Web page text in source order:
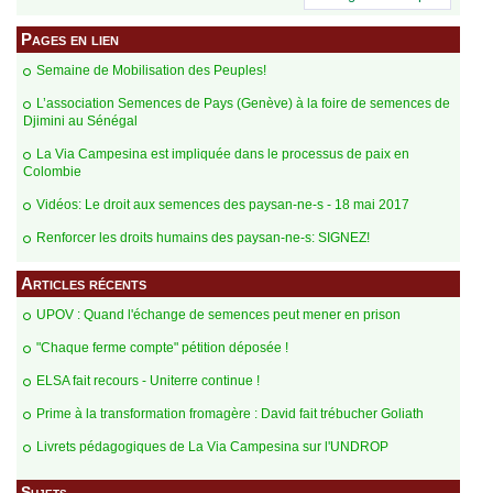
La question de la place de la recherche
souveraineté alimentaire est centrale. Plusieurs
fois, il a été mis en avant que les paysan-ne-s
sont des «chercheur-euse-s» dans leur champ,
par la recherche scientifique et ne sont pas
considérés dans le cadre institutionnel. Il en
comment se protéger et lutter contre les grandes
semences paysannes et qui disposent d’un
(notamment via le brevetage)?
de lutte cohabitent pour répondre à cette
problématique : d'une organisation locale,
permettant aux communautés paysannes de se
renforcer, à une voie plus légale pour une
reconnaissance des semences paysannes hors
Tirpaa (Traité international sur les ressources
l’agriculture) a fait par exemple le sujet d’une
d'ailleurs par le manque d’engagement et de mise
Pages en lien
Semaine de Mobilisation des Peuples!
L’association Semences de Pays (Genève) à la foire de semences de
Djimini au Sénégal
La Via Campesina est impliquée dans le processus de paix en
Colombie
Vidéos: Le droit aux semences des paysan-ne-s - 18 mai 2017
Renforcer les droits humains des paysan-ne-s: SIGNEZ!
Articles récents
UPOV : Quand l'échange de semences peut mener en prison
"Chaque ferme compte" pétition déposée !
ELSA fait recours - Uniterre continue !
Prime à la transformation fromagère : David fait trébucher Goliath
Livrets pédagogiques de La Via Campesina sur l'UNDROP